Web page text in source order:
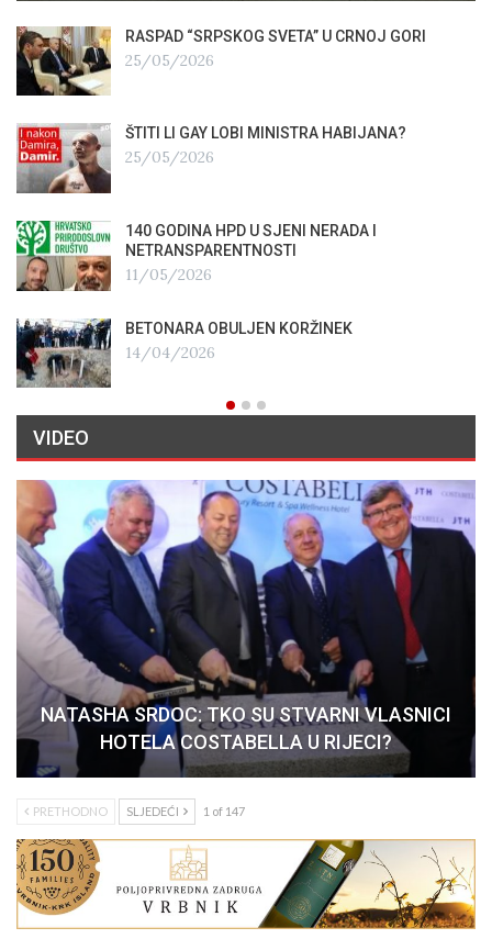
RASPAD “SRPSKOG SVETA” U CRNOJ GORI
25/05/2026
ŠTITI LI GAY LOBI MINISTRA HABIJANA?
25/05/2026
140 GODINA HPD U SJENI NERADA I
NETRANSPARENTNOSTI
11/05/2026
BETONARA OBULJEN KORŽINEK
14/04/2026
VIDEO
NATASHA SRDOC: TKO SU STVARNI VLASNICI
HOTELA COSTABELLA U RIJECI?
PRETHODNO SLJEDEĆI 1 of 147